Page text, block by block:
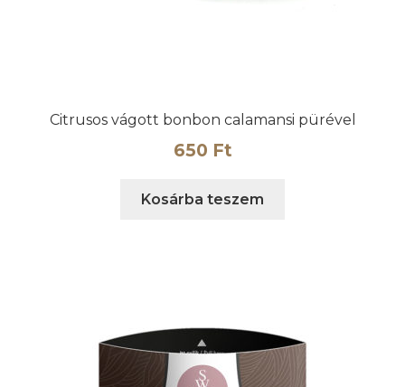
Citrusos vágott bonbon calamansi pürével
650 Ft
Kosárba teszem